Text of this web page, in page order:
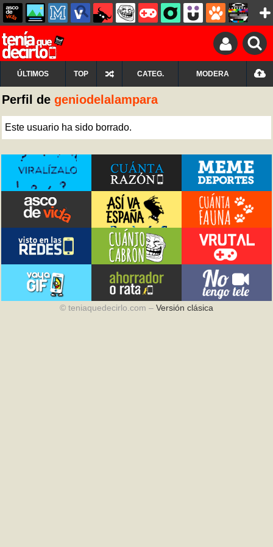
ÚLTIMOS TOP CATEG. MODERA
Perfil de geniodelalampara
Este usuario ha sido borrado.
© teniaquedecirlo.com – Versión clásica